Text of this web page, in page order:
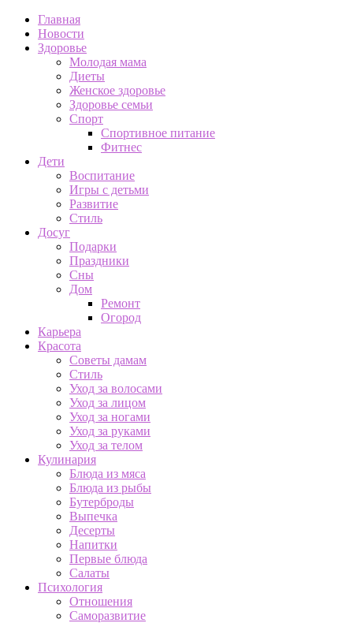
Главная
Новости
Здоровье
Молодая мама
Диеты
Женское здоровье
Здоровье семьи
Спорт
Спортивное питание
Фитнес
Дети
Воспитание
Игры с детьми
Развитие
Стиль
Досуг
Подарки
Праздники
Сны
Дом
Ремонт
Огород
Карьера
Красота
Советы дамам
Стиль
Уход за волосами
Уход за лицом
Уход за ногами
Уход за руками
Уход за телом
Кулинария
Блюда из мяса
Блюда из рыбы
Бутерброды
Выпечка
Десерты
Напитки
Первые блюда
Салаты
Психология
Отношения
Саморазвитие